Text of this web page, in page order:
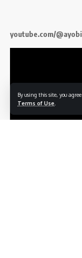
By using this site, you
Terms of Use
youtube.com/